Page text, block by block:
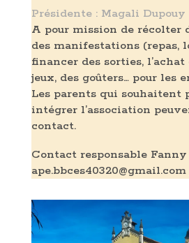
Présidente : Magali Dupouy
A pour mission de récolter
des manifestations (repas,
financer des sorties,
jeux, des goûters… pour les
Les parents qui souhaitent
intégrer l’association
contact.
Contact responsable
ape.bbces40320@gmail.com